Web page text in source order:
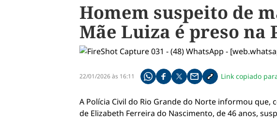
Homem suspeito de
Mãe Luiza é preso na
22/01/2026 às 16:11 Compartilhe pelo whatsapp
Compartilhar no facebook
Compartilhar no twitter
Compartilhe pelo email
Copiar link da notícia
Link copiado
A Polícia Civil do Rio Grande do Norte informou que,
de Elizabeth Ferreira do Nascimento, de 46 anos,